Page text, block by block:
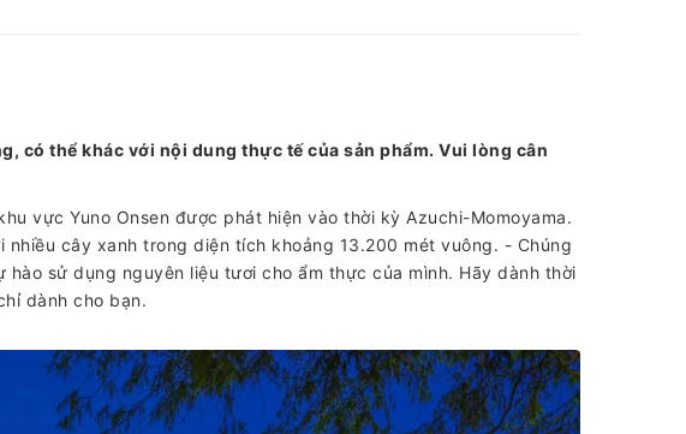
có thể khác với nội dung thực tế của sản phẩm. Vui lòng cân
vực Yuno Onsen được phát hiện vào thời kỳ Azuchi-Momoyama.
nhiều cây xanh trong diện tích khoảng 13.200 mét vuông. - Chúng
sử dụng nguyên liệu tươi cho ẩm thực của mình. Hãy dành thời
dành cho bạn.